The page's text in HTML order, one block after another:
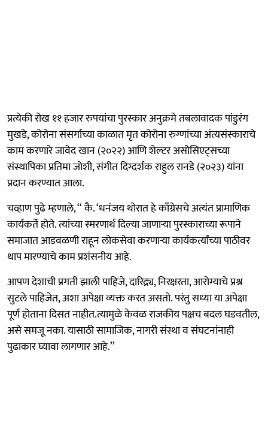
प्रत्येकी रोख ११ हजार रुपयांचा पुरस्कार अनुक्रमे तबलावादक पांडुरंग
मुखडे, कोरोना संसर्गाच्या काळात मृत कोरोना रुग्णांच्या अंत्यसंस्काराचे
काम करणारे जावेद खान (२०२२) आणि शेल्टर असोसिएट्सच्या
संस्थापिका प्रतिमा जोशी, संगीत दिग्दर्शक राहुल रानडे (२०२३) यांना
प्रदान करण्यात आला.
चव्हाण पुढे म्हणाले, ‘‘ कै. ‘धनंजय थोरात हे काँग्रेसचे अत्यंत प्रामाणिक
कार्यकर्ते होते. त्यांच्या स्मरणार्थ दिल्या जाणाऱ्या पुरस्काराच्या रूपाने
समाजात आडवळणी राहून लोकसेवा करणाऱ्या कार्यकर्त्यांच्या पाठीवर
थाप मारण्याचे काम प्रशंसनीय आहे.
आपण देशाची प्रगती झाली पाहिजे, दारिद्र्य, निरक्षरता, आरोग्याचे प्रश्न
सुटले पाहिजेत, अशा अपेक्षा व्यक्त करत असतो. परंतु सध्या या अपेक्षा
पूर्ण होताना दिसत नाहीत.त्यामुळे केवळ राजकीय पक्षच बदल घडवतील,
असे समजू नका. यासाठी सामाजिक, नागरी संस्था व संघटनांनाही
पुढाकार घ्यावा लागणार आहे.’’